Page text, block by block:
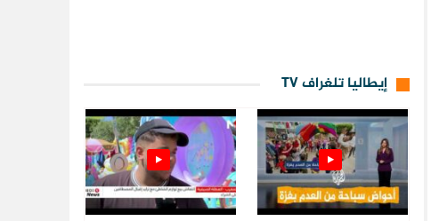
إيطاليا تلغراف TV